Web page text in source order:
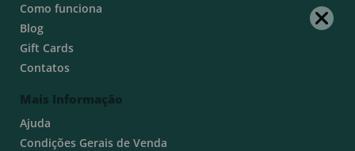
Como funciona
Blog
Gift Cards
Contatos
Mais Informação
Ajuda
Condições Gerais de Venda